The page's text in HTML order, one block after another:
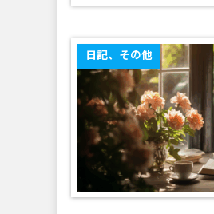
日記、その他